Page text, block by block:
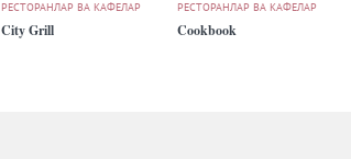
РЕСТОРАНЛАР ВА КАФЕЛАР
City Grill
РЕСТОРАНЛАР ВА КАФЕЛАР
Cookbook